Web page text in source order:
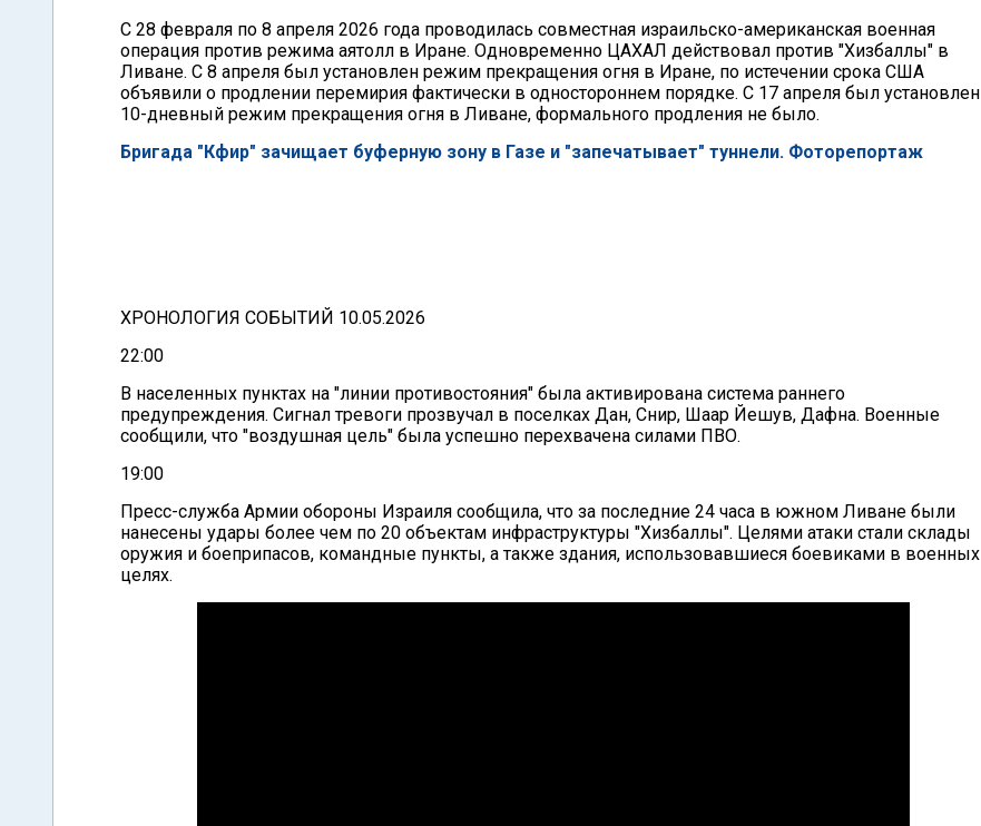
С 28 февраля по 8 апреля 2026 года проводилась совместная израильско-американская военная
операция против режима аятолл в Иране. Одновременно ЦАХАЛ действовал против "Хизбаллы" в
Ливане. С 8 апреля был установлен режим прекращения огня в Иране, по истечении срока США
объявили о продлении перемирия фактически в одностороннем порядке. С 17 апреля был установлен
10-дневный режим прекращения огня в Ливане, формального продления не было.
Бригада "Кфир" зачищает буферную зону в Газе и "запечатывает" туннели. Фоторепортаж
ХРОНОЛОГИЯ СОБЫТИЙ 10.05.2026
22:00
В населенных пунктах на "линии противостояния" была активирована система раннего
предупреждения. Сигнал тревоги прозвучал в поселках Дан, Снир, Шаар Йешув, Дафна. Военные
сообщили, что "воздушная цель" была успешно перехвачена силами ПВО.
19:00
Пресс-служба Армии обороны Израиля сообщила, что за последние 24 часа в южном Ливане были
нанесены удары более чем по 20 объектам инфраструктуры "Хизбаллы". Целями атаки стали склады
оружия и боеприпасов, командные пункты, а также здания, использовавшиеся боевиками в военных
целях.